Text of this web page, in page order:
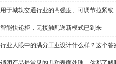
用于城轨交通行业的高强度、可调节拉紧锁
智能快递柜，无接触配送新模式已到来
行业人眼中的满分工业设计什么样？这个答
锁闭产品最常见的几种表面处理，你都了解